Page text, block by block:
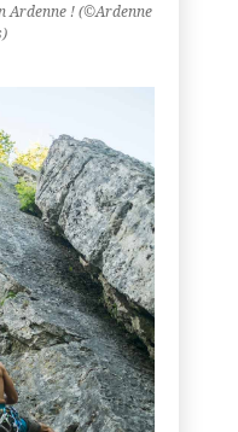
Ardenne ! (©Ardenne